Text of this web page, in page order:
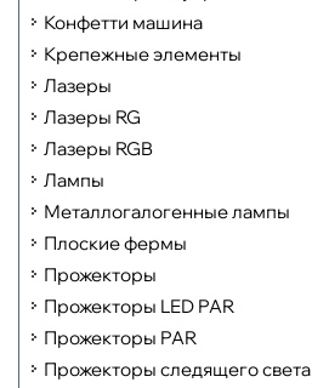
Конфетти машина
Крепежные элементы
Лазеры
Лазеры RG
Лазеры RGB
Лампы
Металлогалогенные лампы
Плоские фермы
Прожекторы
Прожекторы LED PAR
Прожекторы PAR
Прожекторы следящего света